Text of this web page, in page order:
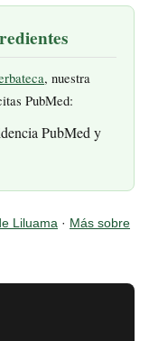
, nuestra
PubMed:
PubMed y
Liluama · Más sobre